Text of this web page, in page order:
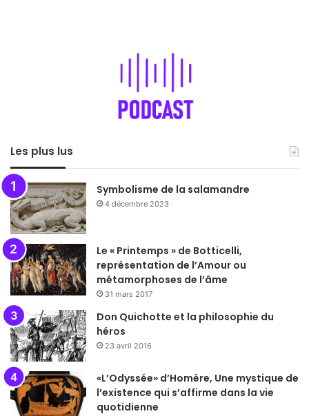
Les plus lus
Symbolisme de la salamandre
4 décembre 2023
Le « Printemps » de Botticelli,
représentation de l’Amour ou
métamorphoses de l’âme
31 mars 2017
Don Quichotte et la philosophie du
héros
23 avril 2016
«L’Odyssée» d’Homère, Une mystique de
l’existence qui s’affirme dans la vie
quotidienne